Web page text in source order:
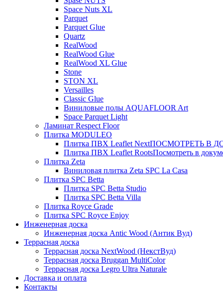
Space Nuts XL
Parquet
Parquet Glue
Quartz
RealWood
RealWood Glue
RealWood XL Glue
Stone
STON XL
Versailles
Classic Glue
Виниловые полы AQUAFLOOR Art
Space Parquet Light
Ламинат Respect Floor
Плитка MODULEO
Плитка ПВХ Leaflet NextПОСМОТРЕТЬ В
Плитка ПВХ Leaflet RootsПосмотреть в
Плитка Zeta
Виниловая плитка Zeta SPC La Casa
Плитка SPC Betta
Плитка SPC Betta Studio
Плитка SPC Betta Villa
Плитка Royce Grade
Плитка SPC Royce Enjoy
Инженерная доска
Инженерная доска Antic Wood (Антик Вуд)
Террасная доска
Террасная доска NextWood (НекстВуд)
Террасная доска Bruggan MultiColor
Террасная доска Legro Ultra Naturale
Доставка и оплата
Контакты